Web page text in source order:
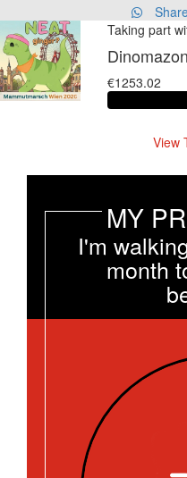
Taking part
€1253.02
View
MY
I'm
month